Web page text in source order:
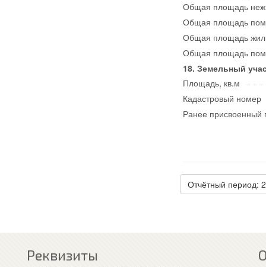
Общая площадь
Общая площадь
Общая площадь
Общая площадь
Земельный
Площадь, кв.м
Кадастровый номер
Ранее присвоенный
Отчётный период:
Реквизиты